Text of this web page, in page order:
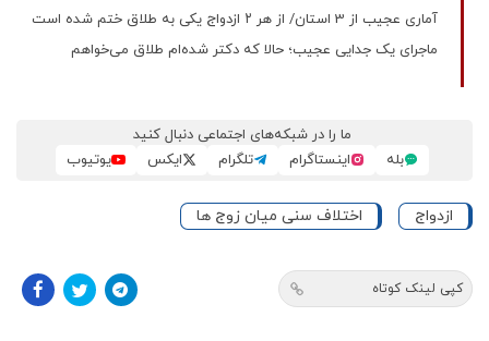
آماری عجیب از 3 استان/ از هر ۲ ازدواج یکی به طلاق ختم شده‌ است
ماجرای یک جدایی عجیب؛ حالا که دکتر شده‌ام طلاق می‌خواهم
ما را در شبکه‌های اجتماعی دنبال کنید
بله
اینستاگرام تلگرام ایکس یوتیوب
ازدواج اختلاف سنی میان زوج ها
کپی لینک کوتاه